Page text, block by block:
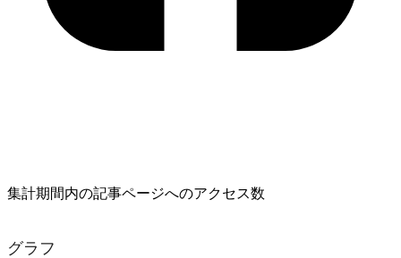
集計期間内の記事ページへのアクセス数
グラフ